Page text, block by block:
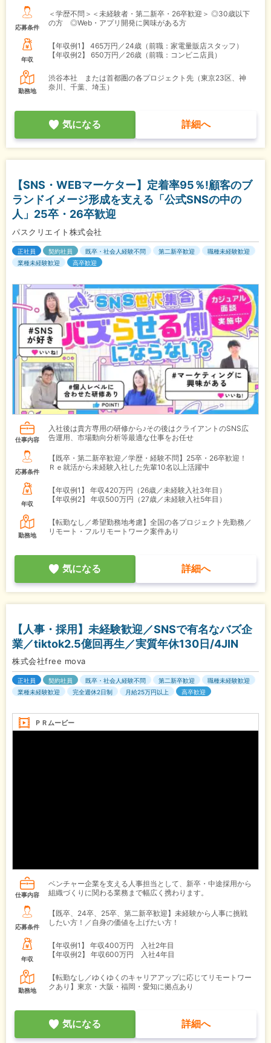
応募条件
＜学歴不問＞＜未経験者・第二新卒・26卒歓迎＞ ◎30歳以下
の方 ◎Web・アプリ開発に興味がある方
年収
【年収例1】
465万円／24歳（前職：家電量販店スタッフ）
【年収例2】
650万円／26歳（前職：コンビニ店員）
勤務地
渋谷本社 または首都圏の各プロジェクト先（東京23区、神
奈川、千葉、埼玉）
気になる 詳細へ
【SNS・WEBマーケター】定着率95％!顧客のブ
ランドイメージ形成を支える「公式SNSの中の
人」25卒・26卒歓迎
パスクリエイト株式会社
正社員 契約社員 既卒・社会人経験不問 第二新卒歓迎
職種未経験歓迎
業種未経験歓迎
高卒歓迎
仕事内容
入社後は貴方専用の研修から♪その後はクライアントのSNS広
告運用、市場動向分析等最適な仕事をお任せ
応募条件
【既卒・第二新卒歓迎／学歴・経験不問】25卒・26卒歓迎！
Ｒｅ就活から未経験入社した先輩10名以上活躍中
年収
【年収例1】
年収420万円（26歳／未経験入社3年目）
【年収例2】
年収500万円（27歳／未経験入社5年目）
勤務地
【転勤なし／希望勤務地考慮】全国の各プロジェクト先勤務／
リモート・フルリモートワーク案件あり
気になる 詳細へ
【人事・採用】未経験歓迎／SNSで有名なバズ企
業／tiktok2.5億回再生／実質年休130日/4JIN
株式会社free mova
正社員 契約社員 既卒・社会人経験不問 第二新卒歓迎
職種未経験歓迎
業種未経験歓迎
完全週休2日制 月給25万円以上 高卒歓迎
ＰＲムービー
仕事内容
ベンチャー企業を支える人事担当として、新卒・中途採用から
組織づくりに関わる業務まで幅広く携わります。
応募条件
【既卒、24卒、25卒、第二新卒歓迎】未経験から人事に挑戦
したい方！／自身の価値を上げたい方！
年収
【年収例1】
年収400万円 入社2年目
【年収例2】
年収600万円 入社4年目
勤務地
【転勤なし／ゆくゆくのキャリアアップに応じてリモートワー
クあり】東京・大阪・福岡・愛知に拠点あり
気になる 詳細へ